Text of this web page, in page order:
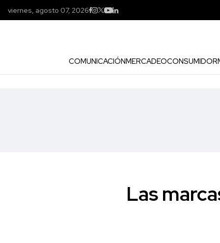
viernes, agosto 07, 2026
COMUNICACIÓNMERCADEOCONSUMIDOR
Las